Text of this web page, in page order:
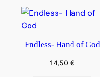
Endless- Hand of God
14,50 €